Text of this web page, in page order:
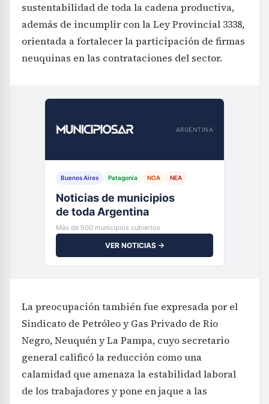
sustentabilidad de toda la cadena productiva,
además de incumplir con la Ley Provincial 3338,
orientada a fortalecer la participación de firmas
neuquinas en las contrataciones del sector.
ARGENTINA
Buenos Aires Patagonia NOA NEA
Noticias de municipios
de toda Argentina
Más de 500 municipios cubiertos
VER NOTICIAS →
La preocupación también fue expresada por el
Sindicato de Petróleo y Gas Privado de Río
Negro, Neuquén y La Pampa, cuyo secretario
general calificó la reducción como una
calamidad que amenaza la estabilidad laboral
de los trabajadores y pone en jaque a las